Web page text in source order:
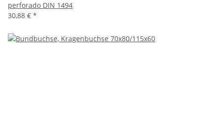
perforado DIN 1494
30,88 € *